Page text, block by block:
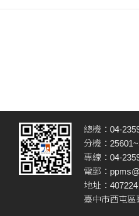
總機：04-
分機：
專線：04-
電郵：
地址：407224
臺中市西屯區